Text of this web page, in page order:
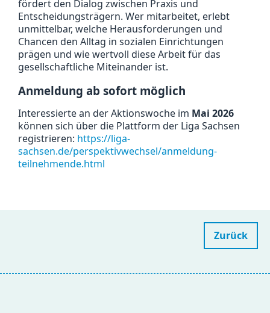
fördert den Dialog zwischen Praxis und
Entscheidungsträgern. Wer mitarbeitet, erlebt
unmittelbar, welche Herausforderungen und
Chancen den Alltag in sozialen Einrichtungen
prägen und wie wertvoll diese Arbeit für das
gesellschaftliche Miteinander ist.
Anmeldung ab sofort möglich
Interessierte an der Aktionswoche im Mai 2026
können sich über die Plattform der Liga Sachsen
registrieren: https://liga-
sachsen.de/perspektivwechsel/anmeldung-
teilnehmende.html
Zurück